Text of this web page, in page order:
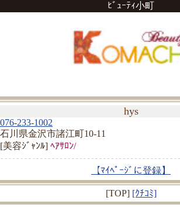
ﾋﾞｭｰﾃｨ小町
hys
076-233-1002
石川県金沢市諸江町10-11
[美容ｼﾞｬﾝﾙ] ﾍｱｻﾛﾝ/
【ﾏｲﾍﾟｰｼﾞに登録】
[TOP] [ｸﾁｺﾐ]